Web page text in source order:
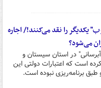
یکدیگر را نقد می‌کنند!/ اجاره
می‌شود؟
در استان سیستان و
است که اعتبارات دولتی این
برنامه‌ریزی نبوده است.